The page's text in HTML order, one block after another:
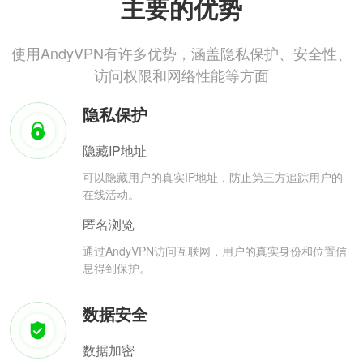
主要的优势
使用AndyVPN有许多优势，涵盖隐私保护、安全性、
访问权限和网络性能等方面
隐私保护
隐藏IP地址
可以隐藏用户的真实IP地址，防止第三方追踪用户的
在线活动。
匿名浏览
通过AndyVPN访问互联网，用户的真实身份和位置信
息得到保护。
数据安全
数据加密